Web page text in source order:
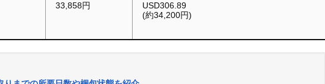
33,858円
USD306.89
(約34,200円)